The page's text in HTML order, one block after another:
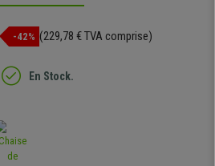
-42% (229,78 € TVA comprise)
En Stock.